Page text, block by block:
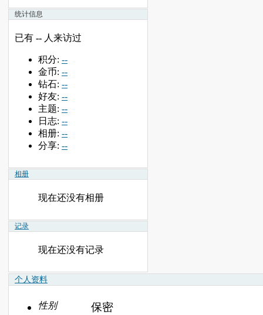
统计信息
已有 -- 人来访过
积分: --
金币: --
钻石: --
好友: --
主题: --
日志: --
相册: --
分享: --
相册
现在还没有相册
记录
现在还没有记录
个人资料
性别 保密